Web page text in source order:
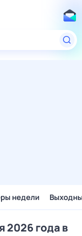
недели
2026 года в